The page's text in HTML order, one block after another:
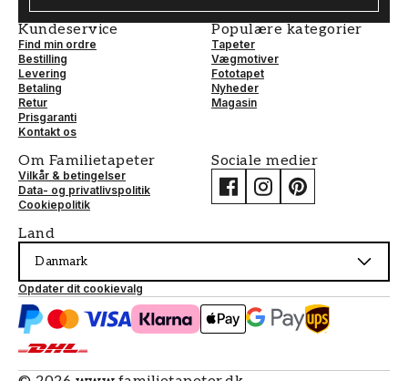
Kundeservice
Find min ordre
Bestilling
Levering
Betaling
Retur
Prisgaranti
Kontakt os
Populære kategorier
Tapeter
Vægmotiver
Fototapet
Nyheder
Magasin
Om Familietapeter
Vilkår & betingelser
Data- og privatlivspolitik
Cookiepolitik
Sociale medier
Land
Danmark
Opdater dit cookievalg